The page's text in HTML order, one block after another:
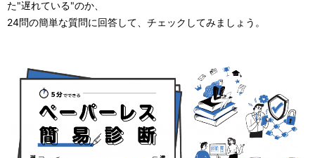
た"遅れている"のか、
24問の簡単な質問に回答して、チェックしてみましょう。